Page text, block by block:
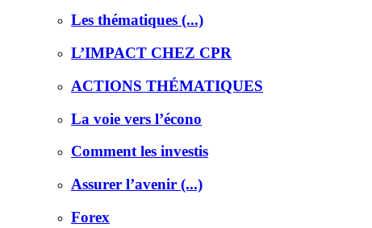
Les thématiques (...)
L’IMPACT CHEZ CPR
ACTIONS THÉMATIQUES
La voie vers l’écono
Comment les investis
Assurer l’avenir (...)
Forex